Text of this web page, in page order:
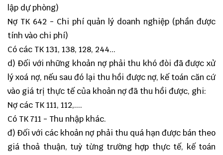
lập dự phòng)
Nợ TK 642 - Chi phí quản lý doanh nghiệp (phần được
tính vào chi phí)
Có các TK 131, 138, 128, 244...
d) Đối với những khoản nợ phải thu khó đòi đã được xử
lý xoá nợ, nếu sau đó lại thu hồi được nợ, kế toán căn cứ
vào giá trị thực tế của khoản nợ đã thu hồi được, ghi:
Nợ các TK 111, 112,....
Có TK 711 - Thu nhập khác.
đ) Đối với các khoản nợ phải thu quá hạn được bán theo
giá thoả thuận, tuỳ từng trường hợp thực tế, kế toán